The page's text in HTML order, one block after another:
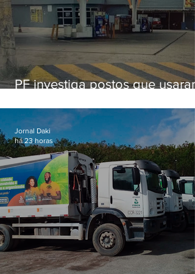
PF investiga postos que usaram
secretário morto em 2020
Jornal Daki
há 23 horas